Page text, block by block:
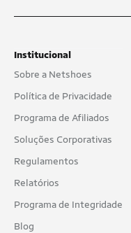
Biquinis
Body
Bolas
Bolas de Ginástica
Institucional
Sobre a Netshoes
Política de Privacidade
Programa de Afiliados
Soluções Corporativas
Regulamentos
Relatórios
Programa de Integridade
Blog